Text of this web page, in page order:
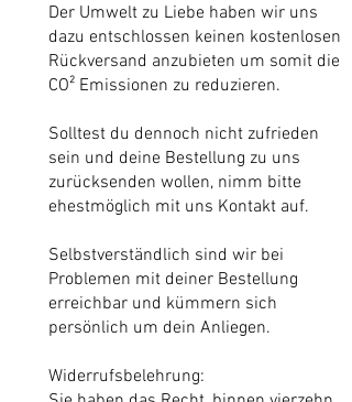
Der Umwelt zu Liebe haben wir uns
dazu entschlossen keinen kostenlosen
Rückversand anzubieten um somit die
CO² Emissionen zu reduzieren.
Solltest du dennoch nicht zufrieden
sein und deine Bestellung zu uns
zurücksenden wollen, nimm bitte
ehestmöglich mit uns Kontakt auf.
Selbstverständlich sind wir bei
Problemen mit deiner Bestellung
erreichbar und kümmern sich
persönlich um dein Anliegen.
Widerrufsbelehrung: